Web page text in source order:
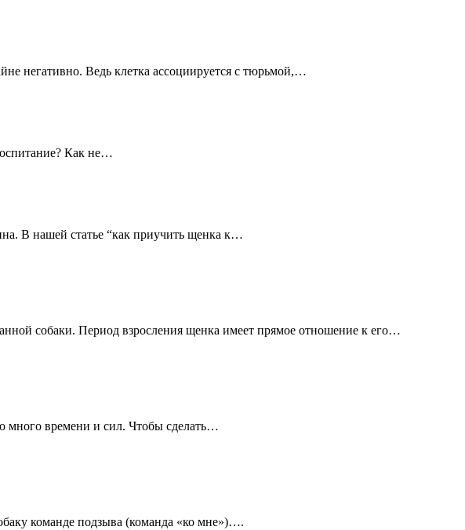
негативно. Ведь клетка ассоциируется с тюрьмой,…
Как не…
В нашей статье “как приучить щенка к…
собаки. Период взросления щенка имеет прямое отношение к его…
много времени и сил. Чтобы сделать…
команде подзыва (команда «ко мне»)….